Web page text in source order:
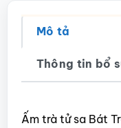
Mô tả
Thông tin bổ
Ấm trà tử sa Bát